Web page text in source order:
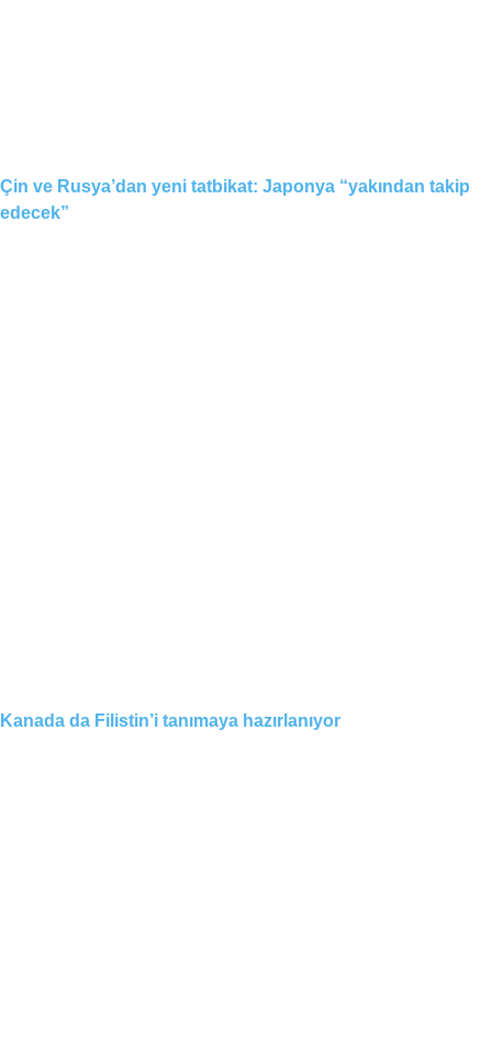
Çin ve Rusya’dan yeni tatbikat: Japonya “yakından takip
edecek”
Kanada da Filistin’i tanımaya hazırlanıyor